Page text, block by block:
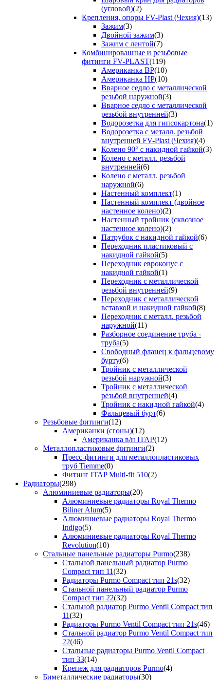
(угловой)(2)
Крепления, опоры FV-Plast (Чехия)(13)
Зажим(3)
Двойной зажим(3)
Зажим с лентой(7)
Комбинированные и резьбовые
фитинги FV-PLAST(119)
Американка ВР(10)
Американка НР(10)
Вварное седло с металлической
резьбой наружной(3)
Вварное седло с металлической
резьбой внутренней(3)
Водорозетка для гипсокартона(1)
Водорозетка с металл. резьбой
внутренней FV-Plast (Чехия)(4)
Колено 90° с накидной гайкой(3)
Колено с металл. резьбой
внутренней(6)
Колено с металл. резьбой
наружной(6)
Настенный комплект(1)
Настенный комплект (двойное
настенное колено)(2)
Настенный тройник (сквозное
настенное колено)(2)
Патрубок с накидной гайкой(6)
Переходник пластиковый с
накидной гайкой(5)
Переходник евроконус с
накидной гайкой(1)
Переходник с металлической
резьбой внутренней(9)
Переходник с металлической
вставкой и накидной гайкой(8)
Переходник с металл. резьбой
наружной(11)
Разборное соединение труба -
труба(5)
Свободный фланец к фальцевому
бурту(6)
Тройник с металлической
резьбой наружной(3)
Тройник с металлической
резьбой внутренней(4)
Тройник с накидной гайкой(4)
Фальцевый бурт(6)
Резьбовые фитинги(12)
Американки (сгоны)(12)
Американка в/н ITAP(12)
Металлопластиковые фитинги(2)
Пресс-фитинги для металлопластиковых
труб Tiemme(0)
Фитинг ITAP Multi-fit 510(2)
Радиаторы(298)
Алюминиевые радиаторы(20)
Алюминиевые радиаторы Royal Thermo
Biliner Alum(5)
Алюминиевые радиаторы Royal Thermo
Indigo(5)
Алюминиевые радиаторы Royal Thermo
Revolution(10)
Стальные панельные радиаторы Purmo(238)
Стальной панельный радиатор Purmo
Compact тип 11(32)
Радиаторы Purmo Compact тип 21s(32)
Стальной панельный радиатор Purmo
Compact тип 22(32)
Стальной радиатор Purmo Ventil Compact тип
11(32)
Радиаторы Purmo Ventil Compact тип 21s(46)
Стальной радиатор Purmo Ventil Compact тип
22(46)
Стальные радиаторы Purmo Ventil Compact
тип 33(14)
Крепеж для радиаторов Purmo(4)
Биметаллические радиаторы(30)